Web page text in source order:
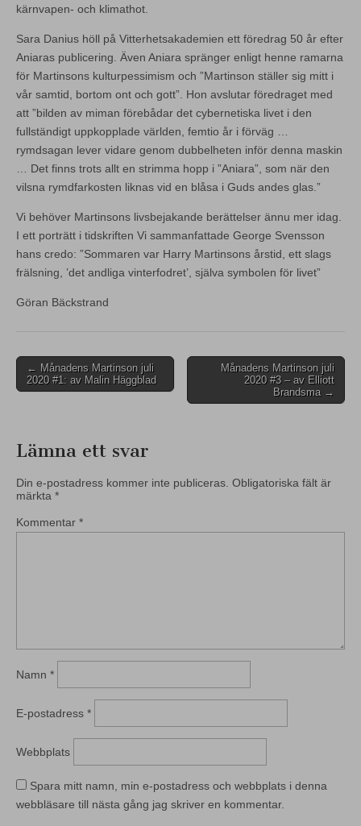
kärnvapen- och klimathot.
Sara Danius höll på Vitterhetsakademien ett föredrag 50 år efter
Aniaras publicering. Även Aniara spränger enligt henne ramarna
för Martinsons kulturpessimism och ”Martinson ställer sig mitt i
vår samtid, bortom ont och gott”. Hon avslutar föredraget med
att ”bilden av miman förebådar det cybernetiska livet i den
fullständigt uppkopplade världen, femtio år i förväg …
rymdsagan lever vidare genom dubbelheten inför denna maskin
… Det finns trots allt en strimma hopp i ”Aniara”, som när den
vilsna rymdfarkosten liknas vid en blåsa i Guds andes glas.”
Vi behöver Martinsons livsbejakande berättelser ännu mer idag.
I ett porträtt i tidskriften Vi sammanfattade George Svensson
hans credo: ”Sommaren var Harry Martinsons årstid, ett slags
frälsning, ’det andliga vinterfodret’, själva symbolen för livet”
Göran Bäckstrand
Post
navigation
← Månadens Martinson juli
2020 #1: av Malin Häggblad
Månadens Martinson juli
2020 #3 – av Elliott
Brandsma →
Lämna ett svar
Din e-postadress kommer inte publiceras. Obligatoriska fält är
märkta *
Kommentar *
Namn *
E-postadress *
Webbplats
Spara mitt namn, min e-postadress och webbplats i denna
webbläsare till nästa gång jag skriver en kommentar.